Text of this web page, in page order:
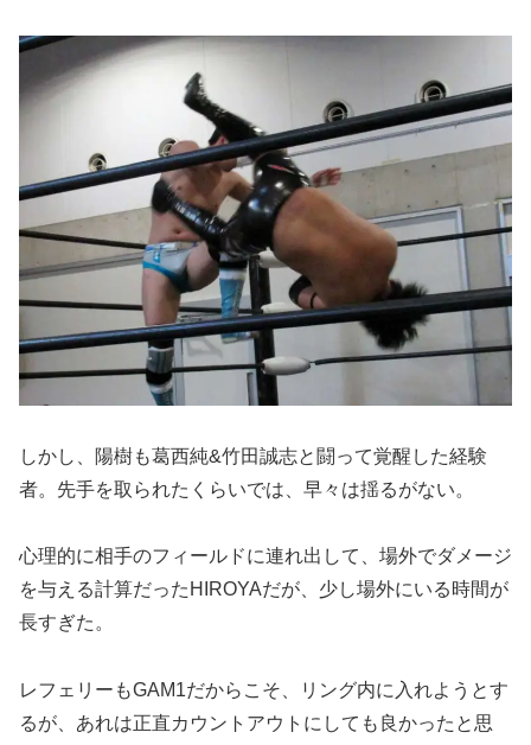
しかし、陽樹も葛西純&竹田誠志と闘って覚醒した経験
者。先手を取られたくらいでは、早々は揺るがない。
心理的に相手のフィールドに連れ出して、場外でダメージ
を与える計算だったHIROYAだが、少し場外にいる時間が
長すぎた。
レフェリーもGAM1だからこそ、リング内に入れようとす
るが、あれは正直カウントアウトにしても良かったと思